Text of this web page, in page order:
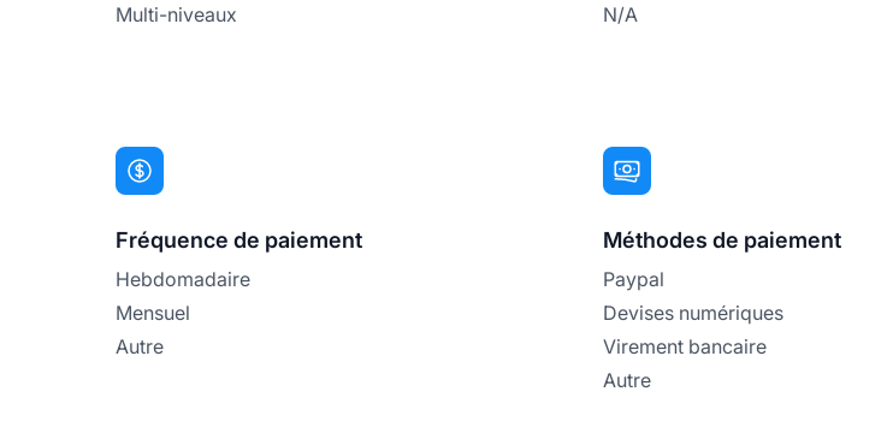
Multi-niveaux N/A
Fréquence de paiement
Hebdomadaire
Mensuel
Autre
Méthodes de paiement
Paypal
Devises numériques
Virement bancaire
Autre